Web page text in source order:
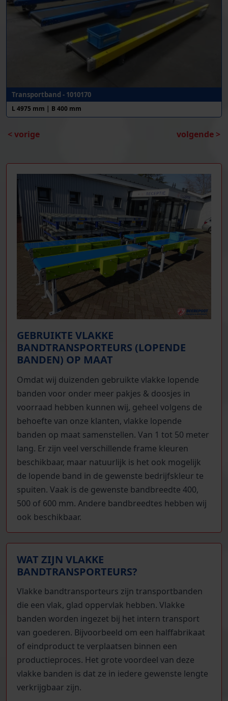
Transportband - 1010170
L 4975 mm | B 400 mm
< vorige volgende >
GEBRUIKTE VLAKKE
BANDTRANSPORTEURS (LOPENDE
BANDEN) OP MAAT
Omdat wij duizenden gebruikte vlakke lopende
banden voor onder meer pakjes & doosjes in
voorraad hebben kunnen wij, geheel volgens de
behoefte van onze klanten, vlakke lopende
banden op maat samenstellen. Van 1 tot 50 meter
lang. Er zijn veel verschillende frame kleuren
beschikbaar, maar natuurlijk is het ook mogelijk
de lopende band in de gewenste bedrijfskleur te
spuiten. Vaak is de gewenste bandbreedte 400,
500 of 600 mm. Andere bandbreedtes hebben wij
ook beschikbaar.
WAT ZIJN VLAKKE
BANDTRANSPORTEURS?
Vlakke bandtransporteurs zijn transportbanden
die een vlak, glad oppervlak hebben. Vlakke
banden worden ingezet bij het intern transport
van goederen. Bijvoorbeeld om een halffabrikaat
of eindproduct te verplaatsen binnen een
productieproces. Het grote voordeel van deze
vlakke banden is dat ze in iedere gewenste lengte
verkrijgbaar zijn.